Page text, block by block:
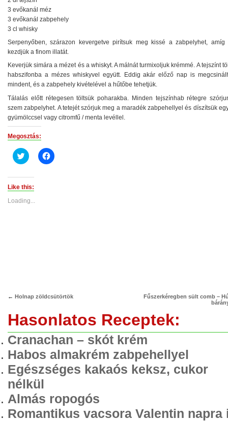
3 evőkanál méz
3 evőkanál zabpehely
3 cl whisky
Serpenyőben, szárazon kevergetve pirítsuk meg kissé a zabpelyhet, amíg
kezdjük a finom illatát.
Keverjük simára a mézet és a whiskyt. A málnát turmixoljuk krémmé. A tejszínt
habszifonba a mézes whiskyvel együtt. Eddig akár előző nap is
mindent, és a zabpehely kivételével a hűtőbe tehetjük.
Tálalás előtt rétegesen töltsük poharakba. Minden tejszínhab rétegre
szem zabpelyhet. A tetejét szórjuk meg a maradék zabpehellyel és díszítsük
gyümölccsel vagy citromfű / menta levéllel.
Megosztás:
Click
to
(Opens
new
Click
to
Like this:
Loading...
← Holnap zöldcsütörtök
Fűszerkéregben sült comb –
Hasonlatos Receptek:
Cranachan – skót krém
Habos almakrém zabpehellyel
Egészséges kakaós keksz, cukor
nélkül
Almás ropogós
Romantikus vacsora Valentin napra